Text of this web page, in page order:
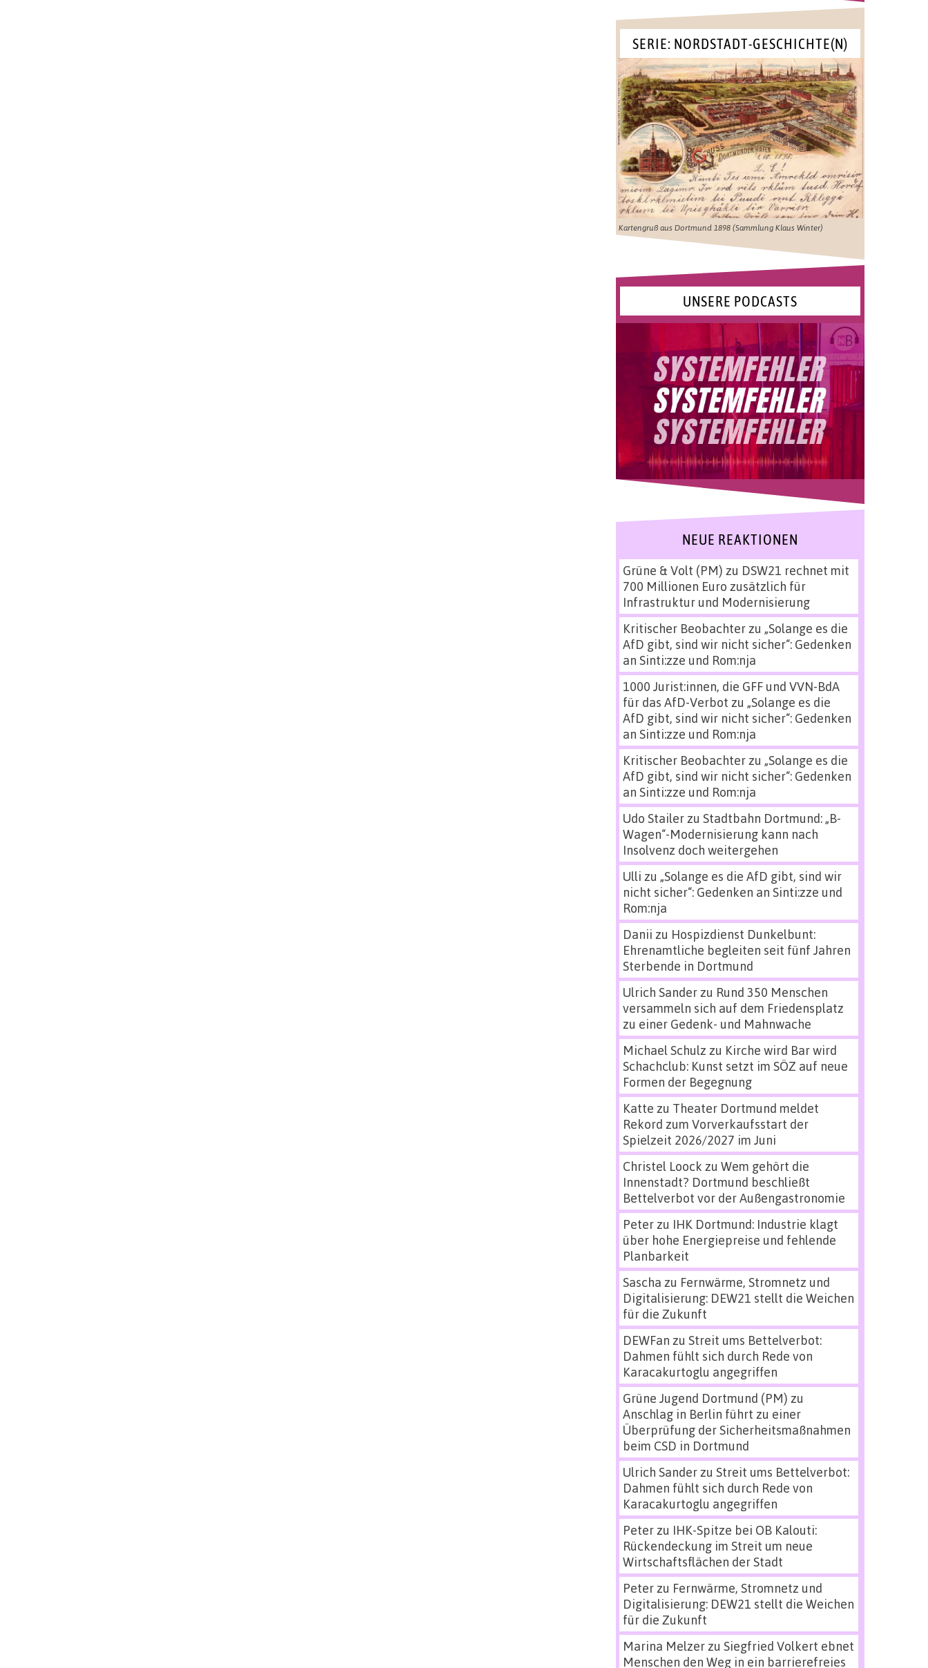
SERIE: NORDSTADT-GESCHICHTE(N)
Kartengruß aus Dortmund 1898 (Sammlung Klaus Winter)
UNSERE PODCASTS
NEUE REAKTIONEN
Grüne & Volt (PM) zu DSW21 rechnet mit
700 Millionen Euro zusätzlich für
Infrastruktur und Modernisierung
Kritischer Beobachterzu „Solange es die
AfD gibt, sind wir nicht sicher“: Gedenken
an Sinti:zze und Rom:nja
1000 Jurist:innen, die GFF und VVN-BdA
für das AfD-Verbot zu „Solange es die
AfD gibt, sind wir nicht sicher“: Gedenken
an Sinti:zze und Rom:nja
Kritischer Beobachterzu „Solange es die
AfD gibt, sind wir nicht sicher“: Gedenken
an Sinti:zze und Rom:nja
Udo Stailerzu Stadtbahn Dortmund: „B-
Wagen“-Modernisierung kann nach
Insolvenz doch weitergehen
Ulli zu „Solange es die AfD gibt, sind wir
nicht sicher“: Gedenken an Sinti:zze und
Rom:nja
Danii zu Hospizdienst Dunkelbunt:
Ehrenamtliche begleiten seit fünf Jahren
Sterbende in Dortmund
Ulrich Sanderzu Rund 350 Menschen
versammeln sich auf dem Friedensplatz
zu einer Gedenk- und Mahnwache
Michael Schulz zu Kirche wird Bar wird
Schachclub: Kunst setzt im SÖZ auf neue
Formen der Begegnung
Katte zu Theater Dortmund meldet
Rekord zum Vorverkaufsstart der
Spielzeit 2026/2027 im Juni
Christel Loock zu Wem gehört die
Innenstadt? Dortmund beschließt
Bettelverbot vor der Außengastronomie
Peterzu IHK Dortmund: Industrie klagt
über hohe Energiepreise und fehlende
Planbarkeit
Sascha zu Fernwärme, Stromnetz und
Digitalisierung: DEW21 stellt die Weichen
für die Zukunft
DEWFan zu Streit ums Bettelverbot:
Dahmen fühlt sich durch Rede von
Karacakurtoglu angegriffen
Grüne Jugend Dortmund (PM) zu
Anschlag in Berlin führt zu einer
Überprüfung der Sicherheitsmaßnahmen
beim CSD in Dortmund
Ulrich Sanderzu Streit ums Bettelverbot:
Dahmen fühlt sich durch Rede von
Karacakurtoglu angegriffen
Peterzu IHK-Spitze bei OB Kalouti:
Rückendeckung im Streit um neue
Wirtschaftsflächen der Stadt
Peterzu Fernwärme, Stromnetz und
Digitalisierung: DEW21 stellt die Weichen
für die Zukunft
Marina Melzerzu Siegfried Volkert ebnet
Menschen den Weg in ein barrierefreies